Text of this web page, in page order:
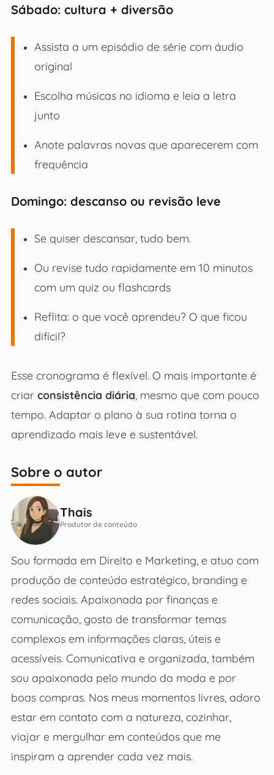
Sábado: cultura + diversão
Assista a um episódio de série com áudio
original
Escolha músicas no idioma e leia a letra
junto
Anote palavras novas que aparecerem com
frequência
Domingo: descanso ou revisão leve
Se quiser descansar, tudo bem.
Ou revise tudo rapidamente em 10 minutos
com um quiz ou flashcards
Reflita: o que você aprendeu? O que ficou
difícil?
Esse cronograma é flexível. O mais importante é
criar consistência diária, mesmo que com pouco
tempo. Adaptar o plano à sua rotina torna o
aprendizado mais leve e sustentável.
Sobre o autor
Thais
Produtor de conteúdo
Sou formada em Direito e Marketing, e atuo com
produção de conteúdo estratégico, branding e
redes sociais. Apaixonada por finanças e
comunicação, gosto de transformar temas
complexos em informações claras, úteis e
acessíveis. Comunicativa e organizada, também
sou apaixonada pelo mundo da moda e por
boas compras. Nos meus momentos livres, adoro
estar em contato com a natureza, cozinhar,
viajar e mergulhar em conteúdos que me
inspiram a aprender cada vez mais.